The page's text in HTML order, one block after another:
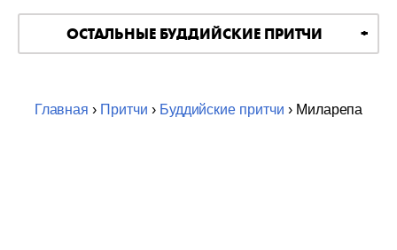
ОСТАЛЬНЫЕ БУДДИЙСКИЕ ПРИТЧИ
Главная › Притчи › Буддийские притчи › Миларепа